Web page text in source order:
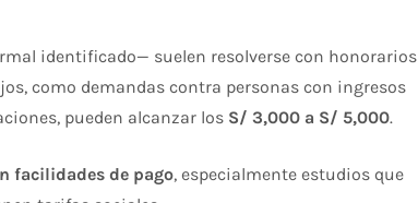
identificado— suelen resolverse con honorarios
como demandas contra personas con ingresos
pueden alcanzar los S/ 3,000 a S/ 5,000.
facilidades de pago, especialmente estudios que